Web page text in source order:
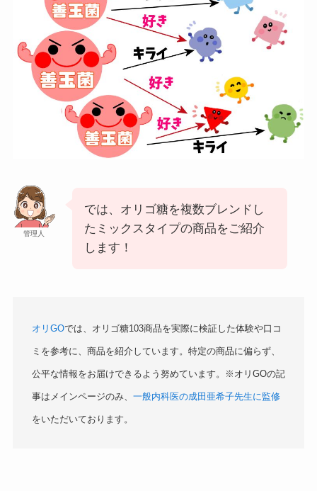
管理人
では、オリゴ糖を複数ブレンドし
たミックスタイプの商品をご紹介
します！
オリGOでは、オリゴ糖103商品を実際に検証した体験や口コ
ミを参考に、商品を紹介しています。特定の商品に偏らず、
公平な情報をお届けできるよう努めています。※オリGOの記
事はメインページのみ、 一般内科医の成田亜希子先生に監修
をいただいております。